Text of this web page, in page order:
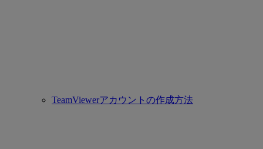
TeamViewerアカウントの作成方法